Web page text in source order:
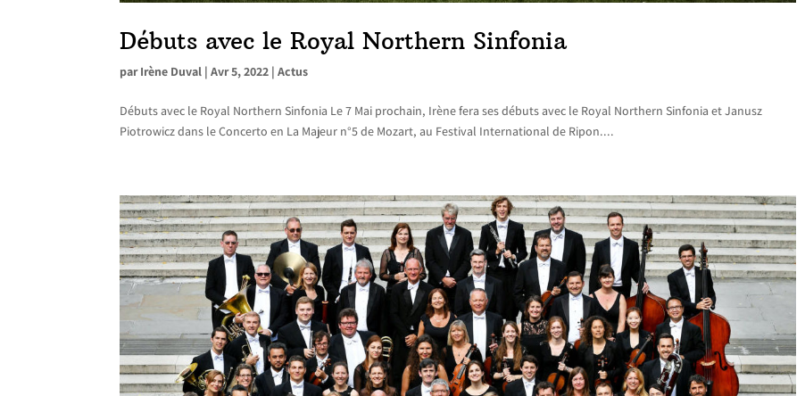
Débuts avec le Royal Northern Sinfonia
parIrène Duval |Avr 5, 2022 |Actus
Débuts avec le Royal Northern Sinfonia Le 7 Mai prochain, Irène fera ses débuts avec le Royal Northern Sinfonia et Janusz
Piotrowicz dans le Concerto en La Majeur n°5 de Mozart, au Festival International de Ripon....